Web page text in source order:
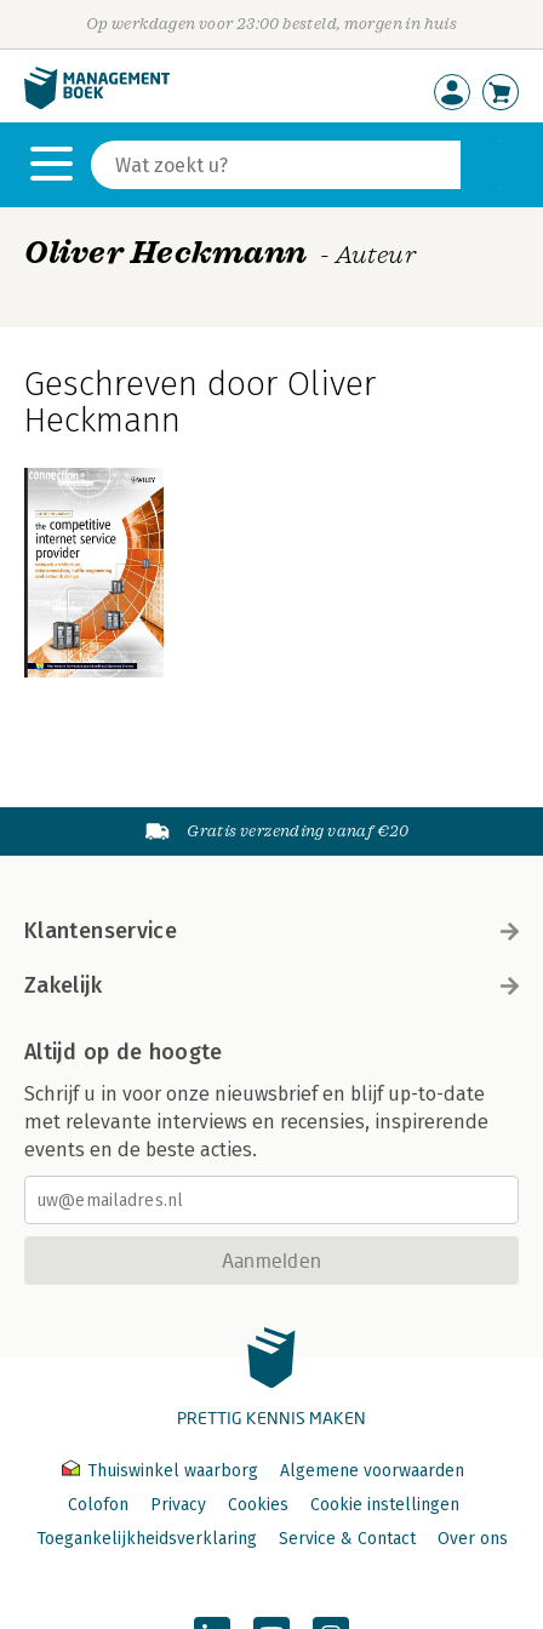
Op werkdagen voor 23:00 besteld, morgen in huis
Oliver Heckmann - Auteur
Geschreven door Oliver
Heckmann
Gratis verzending vanaf €20
Klantenservice
Zakelijk
Altijd op de hoogte
Schrijf u in voor onze nieuwsbrief en blijf up-to-date
met relevante interviews en recensies, inspirerende
events en de beste acties.
Aanmelden
PRETTIG KENNIS MAKEN
Thuiswinkel waarborg
Algemene voorwaarden
Colofon
Privacy Cookies
Cookie instellingen
Toegankelijkheidsverklaring
Service & Contact Over ons